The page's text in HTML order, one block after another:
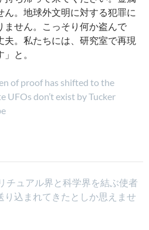
。地球外文明に対する犯罪に
ません。こっそり何か盗んで
夫。私たちには、研究室で再現
と。
of proof has shifted to the
UFOs don’t exist by Tucker
チュアル界と科学界を結ぶ使者
り込まれてきたとしか思えませ